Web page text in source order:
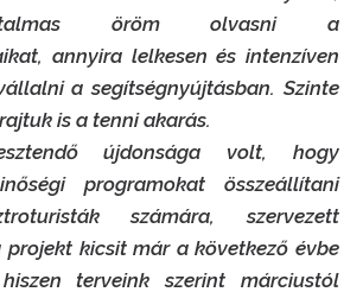
öröm olvasni a
annyira lelkesen és intenzíven
a segítségnyújtásban. Szinte
is a tenni akarás.
újdonsága volt, hogy
programokat összeállítani
számára, szervezett
projekt kicsit már a következő évbe
terveink szerint márciustól